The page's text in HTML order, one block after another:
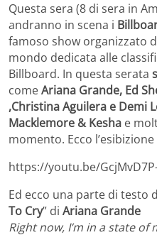
Questa sera (8 di sera in
andranno in scena i
famoso show organizzato
mondo dedicata alle
Billboard. In questa serata
comeAriana Grande, Ed
,Christina Aguilera e Demi
Macklemore & Kesha e
momento. Ecco
https://youtu.be/
Ed ecco una parte di testo
To Cry” di Ariana Grande
Right now, I’m in a state of